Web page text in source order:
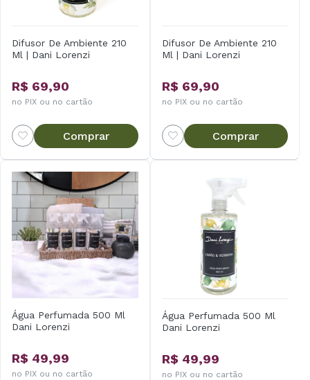
Difusor De Ambiente 210
Ml | Dani Lorenzi
R$ 69,90
no PIX ou no cartão
Comprar
Difusor De Ambiente 210
Ml | Dani Lorenzi
R$ 69,90
no PIX ou no cartão
Comprar
Água Perfumada 500 Ml
Dani Lorenzi
R$ 49,99
no PIX ou no cartão
Água Perfumada 500 Ml
Dani Lorenzi
R$ 49,99
no PIX ou no cartão